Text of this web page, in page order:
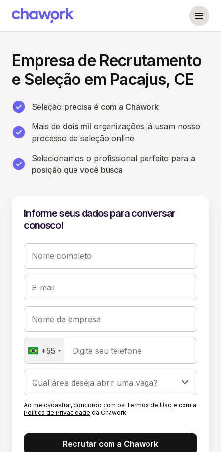
Empresa de Recrutamento
e Seleção em Pacajus, CE
Seleção precisa é com a Chawork
Mais de dois mil organizações já usam nosso
processo de seleção online
Selecionamos o profissional perfeito para a
posição que você busca
Informe seus dados para conversar
conosco!
Nome completo
E-mail
Nome da empresa
+55 Digite seu telefone
Ao me cadastrar, concordo com os Termos de Uso e com a
Política de Privacidade da Chawork.
Recrutar com a Chawork